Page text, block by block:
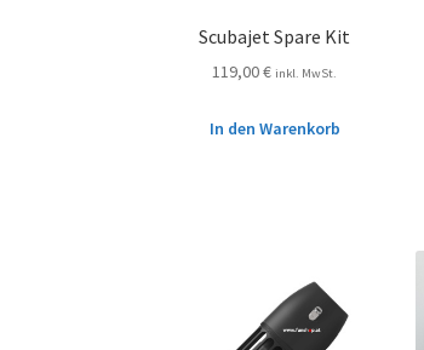
Scubajet Spare Kit
119,00€ inkl. MwSt.
In den Warenkorb